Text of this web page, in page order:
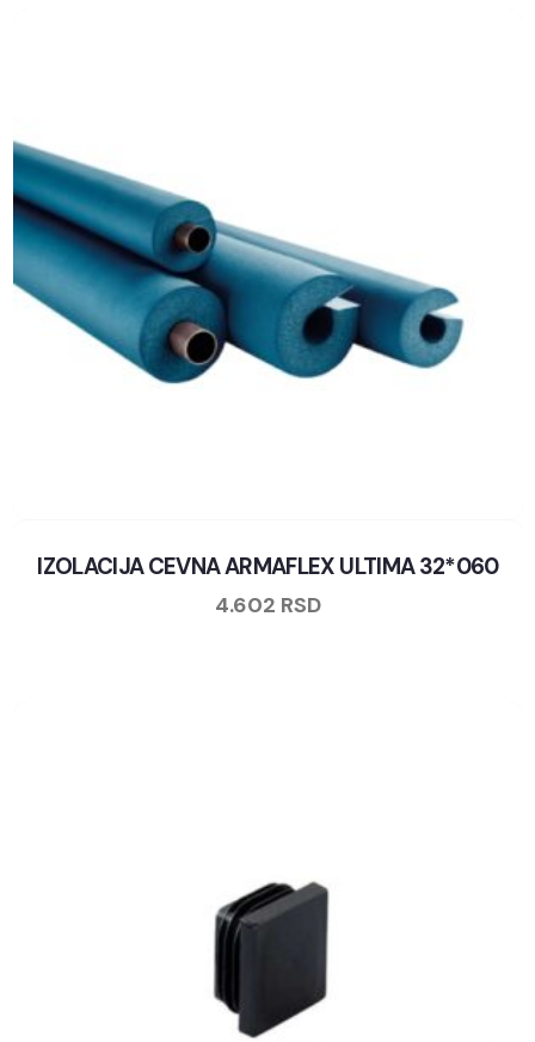
IZOLACIJA CEVNA ARMAFLEX ULTIMA 32*060
4.602 RSD